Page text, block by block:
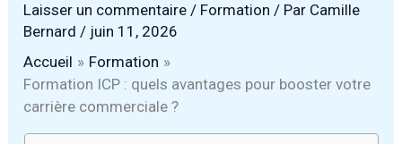
Laisser un commentaire / Formation / Par Camille
Bernard/ juin 11, 2026
Accueil
Formation
Formation ICP : quels avantages pour booster votre
carrière commerciale ?